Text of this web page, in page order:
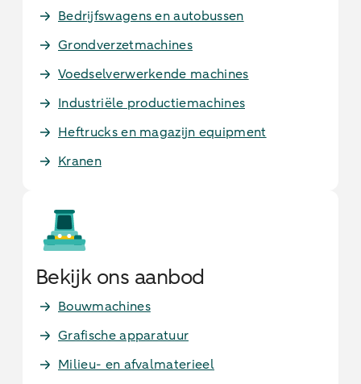
Bedrijfswagens en autobussen
Grondverzetmachines
Voedselverwerkende machines
Industriële productiemachines
Heftrucks en magazijn equipment
Kranen
Bekijk ons aanbod
Bouwmachines
Grafische apparatuur
Milieu- en afvalmaterieel